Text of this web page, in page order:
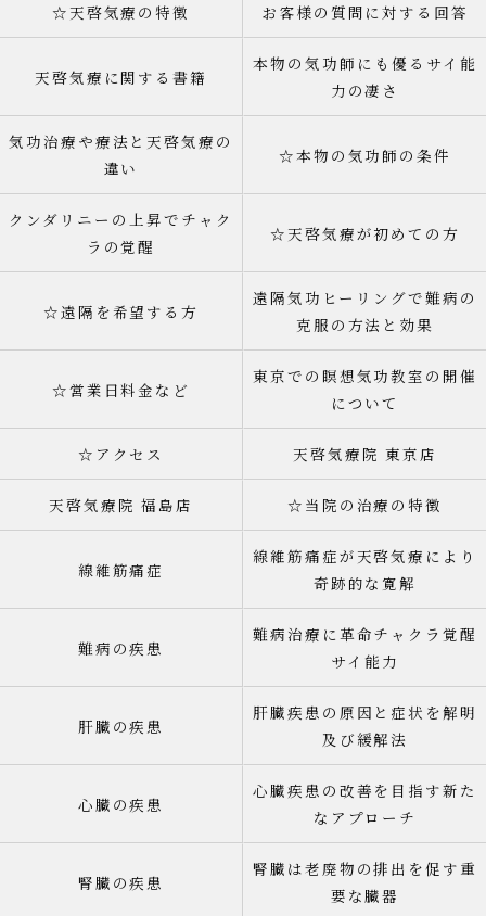
☆天啓気療の特徴 お客様の質問に対する回答
天啓気療に関する書籍
本物の気功師にも優るサイ能
力の凄さ
気功治療や療法と天啓気療の
違い
☆本物の気功師の条件
クンダリニーの上昇でチャク
ラの覚醒
☆天啓気療が初めての方
☆遠隔を希望する方
遠隔気功ヒーリングで難病の
克服の方法と効果
☆営業日料金など
東京での瞑想気功教室の開催
について
☆アクセス 天啓気療院 東京店
天啓気療院 福島店 ☆当院の治療の特徴
線維筋痛症
線維筋痛症が天啓気療により
奇跡的な寛解
難病の疾患
難病治療に革命チャクラ覚醒
サイ能力
肝臓の疾患
肝臓疾患の原因と症状を解明
及び緩解法
心臓の疾患
心臓疾患の改善を目指す新た
なアプローチ
腎臓の疾患
腎臓は老廃物の排出を促す重
要な臓器